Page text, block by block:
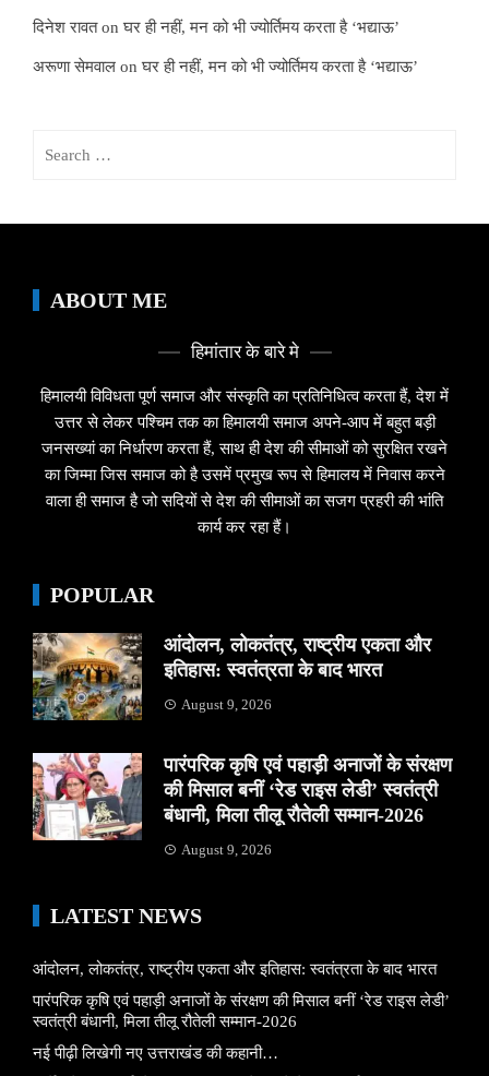
दिनेश रावतonघर ही नहीं, मन को भी ज्योर्तिमय करता है ‘भद्याऊ’
अरूणा सेमवाल onघर ही नहीं, मन को भी ज्योर्तिमय करता है ‘भद्याऊ’
ABOUT ME
हिमांतार के बारे मे
हिमालयी विविधता पूर्ण समाज और संस्कृति का प्रतिनिधित्व करता हैं, देश में
उत्तर से लेकर पश्चिम तक का हिमालयी समाज अपने-आप में बहुत बड़ी
जनसख्यां का निर्धारण करता हैं, साथ ही देश की सीमाओं को सुरक्षित रखने
का जिम्मा जिस समाज को है उसमें प्रमुख रूप से हिमालय में निवास करने
वाला ही समाज है जो सदियों से देश की सीमाओं का सजग प्रहरी की भांति
कार्य कर रहा हैं।
POPULAR
आंदोलन, लोकतंत्र, राष्ट्रीय एकता और
इतिहास: स्वतंत्रता के बाद भारत
August 9, 2026
पारंपरिक कृषि एवं पहाड़ी अनाजों के संरक्षण
की मिसाल बनीं ‘रेड राइस लेडी’ स्वतंत्री
बंधानी, मिला तीलू रौतेली सम्मान-2026
August 9, 2026
LATEST NEWS
आंदोलन, लोकतंत्र, राष्ट्रीय एकता और इतिहास: स्वतंत्रता के बाद भारत
पारंपरिक कृषि एवं पहाड़ी अनाजों के संरक्षण की मिसाल बनीं ‘रेड राइस लेडी’
स्वतंत्री बंधानी, मिला तीलू रौतेली सम्मान-2026
नई पीढ़ी लिखेगी नए उत्तराखंड की कहानी…